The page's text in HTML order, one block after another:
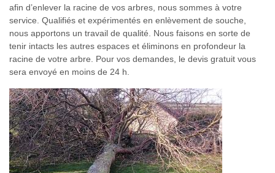
afin d’enlever la racine de vos arbres, nous sommes à votre
service. Qualifiés et expérimentés en enlèvement de souche,
nous apportons un travail de qualité. Nous faisons en sorte de
tenir intacts les autres espaces et éliminons en profondeur la
racine de votre arbre. Pour vos demandes, le devis gratuit vous
sera envoyé en moins de 24 h.